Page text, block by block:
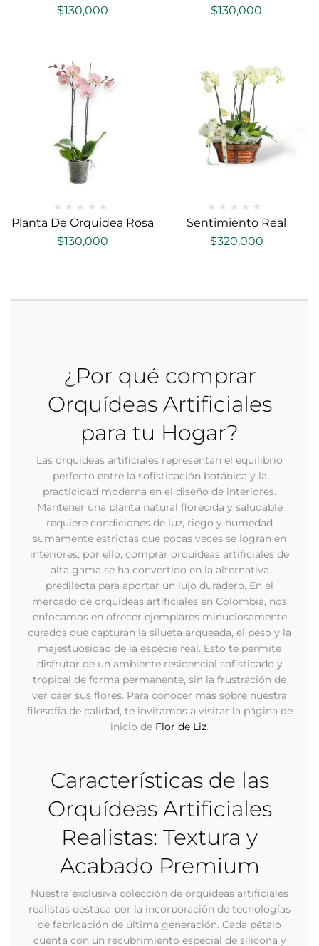
$130,000
$130,000
Planta De Orquidea Rosa
$130,000
Sentimiento Real
$320,000
¿Por qué comprar
Orquídeas Artificiales
para tu Hogar?
Las orquídeas artificiales representan el equilibrio
perfecto entre la sofisticación botánica y la
practicidad moderna en el diseño de interiores.
Mantener una planta natural florecida y saludable
requiere condiciones de luz, riego y humedad
sumamente estrictas que pocas veces se logran en
interiores; por ello, comprar orquídeas artificiales de
alta gama se ha convertido en la alternativa
predilecta para aportar un lujo duradero. En el
mercado de orquídeas artificiales en Colombia, nos
enfocamos en ofrecer ejemplares minuciosamente
curados que capturan la silueta arqueada, el peso y la
majestuosidad de la especie real. Esto te permite
disfrutar de un ambiente residencial sofisticado y
tropical de forma permanente, sin la frustración de
ver caer sus flores. Para conocer más sobre nuestra
filosofía de calidad, te invitamos a visitar la página de
inicio de Flor de Liz.
Características de las
Orquídeas Artificiales
Realistas: Textura y
Acabado Premium
Nuestra exclusiva colección de orquídeas artificiales
realistas destaca por la incorporación de tecnologías
de fabricación de última generación. Cada pétalo
cuenta con un recubrimiento especial de silicona y